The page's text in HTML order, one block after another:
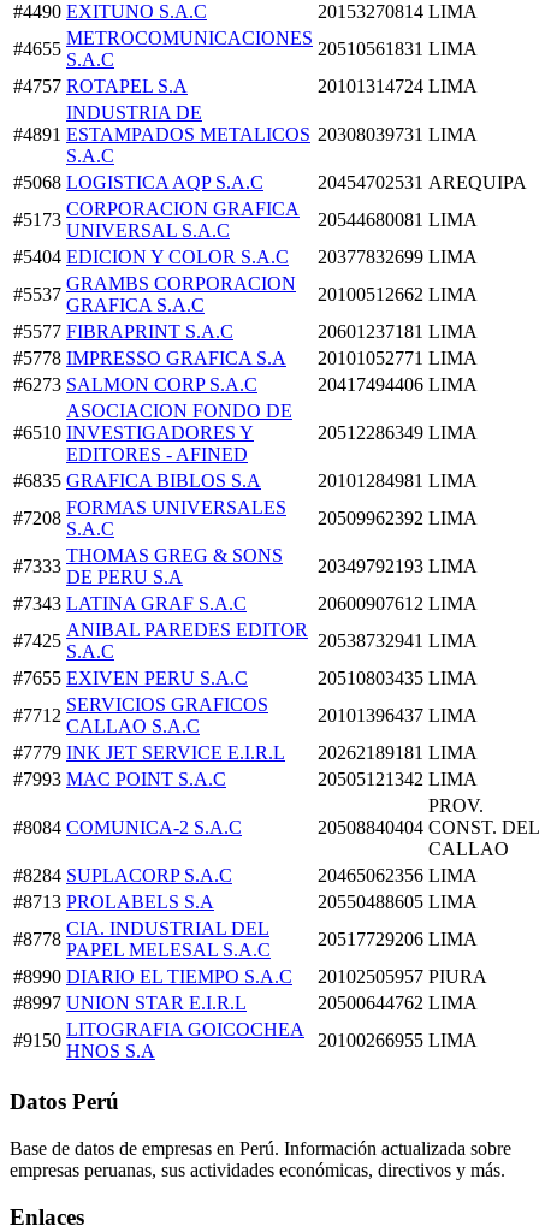
#4490 EXITUNO S.A.C 20153270814 LIMA
#4655
METROCOMUNICACIONES
S.A.C
20510561831 LIMA
#4757 ROTAPEL S.A 20101314724 LIMA
#4891
INDUSTRIA DE
ESTAMPADOS METALICOS
S.A.C
20308039731 LIMA
#5068 LOGISTICA AQP S.A.C 20454702531 AREQUIPA
#5173
CORPORACION GRAFICA
UNIVERSAL S.A.C
20544680081 LIMA
#5404 EDICION Y COLOR S.A.C 20377832699 LIMA
#5537
GRAMBS CORPORACION
GRAFICA S.A.C
20100512662 LIMA
#5577 FIBRAPRINT S.A.C 20601237181 LIMA
#5778 IMPRESSO GRAFICA S.A 20101052771 LIMA
#6273 SALMON CORP S.A.C 20417494406 LIMA
#6510
ASOCIACION FONDO DE
INVESTIGADORES Y
EDITORES - AFINED
20512286349 LIMA
#6835 GRAFICA BIBLOS S.A 20101284981 LIMA
#7208
FORMAS UNIVERSALES
S.A.C
20509962392 LIMA
#7333
THOMAS GREG & SONS
DE PERU S.A
20349792193 LIMA
#7343 LATINA GRAF S.A.C 20600907612 LIMA
#7425
ANIBAL PAREDES EDITOR
S.A.C
20538732941 LIMA
#7655 EXIVEN PERU S.A.C 20510803435 LIMA
#7712
SERVICIOS GRAFICOS
CALLAO S.A.C
20101396437 LIMA
#7779 INK JET SERVICE E.I.R.L 20262189181 LIMA
#7993 MAC POINT S.A.C 20505121342 LIMA
#8084 COMUNICA-2 S.A.C 20508840404
PROV.
CONST. DEL
CALLAO
#8284 SUPLACORP S.A.C 20465062356 LIMA
#8713 PROLABELS S.A 20550488605 LIMA
#8778
CIA. INDUSTRIAL DEL
PAPEL MELESAL S.A.C
20517729206 LIMA
#8990 DIARIO EL TIEMPO S.A.C 20102505957 PIURA
#8997 UNION STAR E.I.R.L 20500644762 LIMA
#9150
LITOGRAFIA GOICOCHEA
HNOS S.A
20100266955 LIMA
Datos Perú
Base de datos de empresas en Perú. Información actualizada sobre
empresas peruanas, sus actividades económicas, directivos y más.
Enlaces